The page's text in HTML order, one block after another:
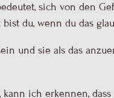
, sich von den
du, wenn du das
und sie als das
ich erkennen,